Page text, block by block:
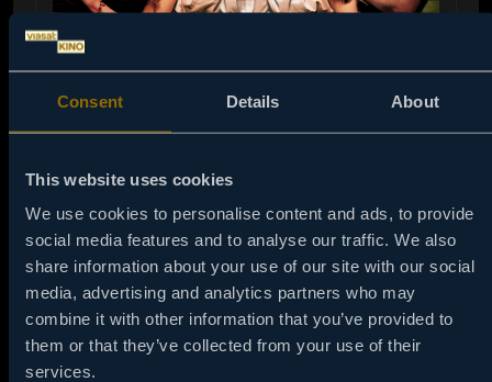
Consent Details About
This website uses cookies
We use cookies to personalise content and ads, to provide
social media features and to analyse our traffic. We also
share information about your use of our site with our social
media, advertising and analytics partners who may
combine it with other information that you’ve provided to
them or that they’ve collected from your use of their
services.
4 BANKE, A NEVIN
Isprovociran od strane svojih drugara, štreber koji
nikada nije "radio radnju" kreće u osvajanje samohrane